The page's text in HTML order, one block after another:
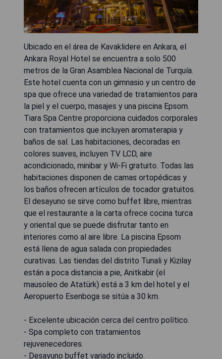
Ubicado en el área de Kavaklidere en Ankara, el
Ankara Royal Hotel se encuentra a solo 500
metros de la Gran Asamblea Nacional de Turquía.
Este hotel cuenta con un gimnasio y un centro de
spa que ofrece una variedad de tratamientos para
la piel y el cuerpo, masajes y una piscina Epsom.
Tiara Spa Centre proporciona cuidados corporales
con tratamientos que incluyen aromaterapia y
baños de sal. Las habitaciones, decoradas en
colores suaves, incluyen TV LCD, aire
acondicionado, minibar y Wi-Fi gratuito. Todas las
habitaciones disponen de camas ortopédicas y
los baños ofrecen artículos de tocador gratuitos.
El desayuno se sirve como buffet libre, mientras
que el restaurante a la carta ofrece cocina turca
y oriental que se puede disfrutar tanto en
interiores como al aire libre. La piscina Epsom
está llena de agua salada con propiedades
curativas. Las tiendas del distrito Tunali y Kizilay
están a poca distancia a pie, Anitkabir (el
mausoleo de Atatürk) está a 3 km del hotel y el
Aeropuerto Esenboga se sitúa a 30 km.
- Excelente ubicación cerca del centro político.
- Spa completo con tratamientos
rejuvenecedores.
- Desayuno buffet variado incluido.